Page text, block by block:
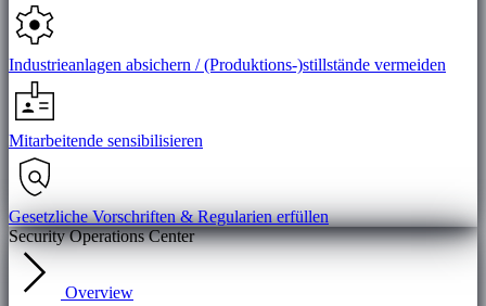
Industrieanlagen absichern / (Produktions-)stillstände vermeiden
Mitarbeitende sensibilisieren
Gesetzliche Vorschriften & Regularien erfüllen
Security Operations Center
Overview